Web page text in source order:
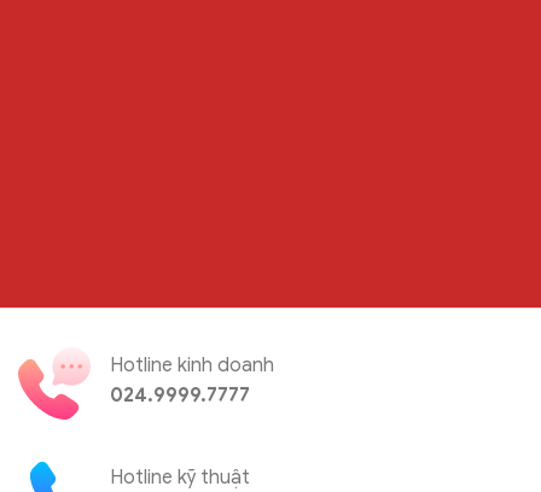
Hotline kinh doanh
024.9999.7777
Hotline kỹ thuật